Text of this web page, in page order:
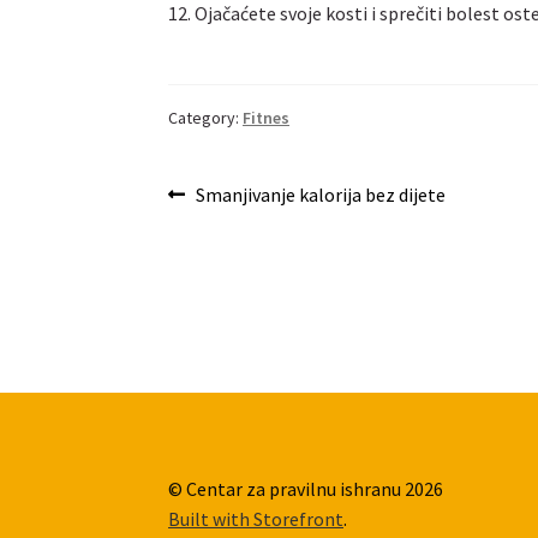
12. Ojačaćete svoje kosti i sprečiti bolest
Category: Fitnes
Post
Previous
Smanjivanje kalorija bez dijete
© Centar za pravilnu ishranu 2026
Built with Storefront.